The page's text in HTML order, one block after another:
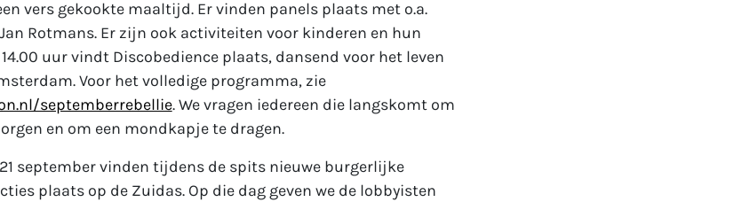
vers gekookte maaltijd. Er vinden panels plaats met o.a.
Rotmans. Er zijn ook activiteiten voor kinderen en hun
uur vindt Discobedience plaats, dansend voor het leven
Voor het volledige programma, zie
septemberrebellie. We vragen iedereen die langskomt om
en om een mondkapje te dragen.
september vinden tijdens de spits nieuwe burgerlijke
plaats op de Zuidas. Op die dag geven we de lobbyisten